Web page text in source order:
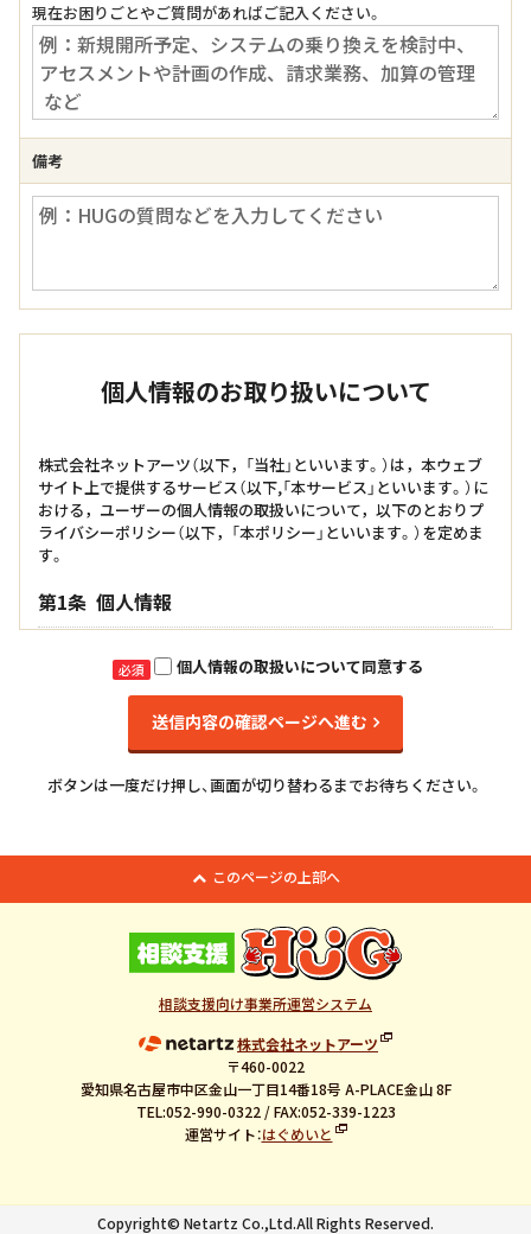
現在お困りごとやご質問があればご記入ください。
備考
個人情報のお取り扱いについて
株式会社ネットアーツ（以下，「当社」といいます。）は，本ウェブ
サイト上で提供するサービス（以下,「本サービス」といいます。）に
おける，ユーザーの個人情報の取扱いについて，以下のとおりプ
ライバシーポリシー（以下，「本ポリシー」といいます。）を定めま
す。
第1条 個人情報
し，生存する個人に関する情報であって，当該情報に含まれる氏
名，生年月日，住所，電話番号，連絡先その他の記述等により特
定の個人を識別できる情報及び容貌，指紋，声紋にかかるデー
当社は，ユーザーが利用登録をする際に氏名，生年月日，住所，
電話番号，メールアドレス，銀行口座番号，クレジットカード番
号，運転免許証番号などの個人情報をお尋ねすることがありま
す。また，ユーザーと提携先などとの間でなされたユーザーの個
人情報を含む取引記録や決済に関する情報を,当社の提携先（情報
提供元，広告主，広告配信先などを含みます。以下，｢提携先｣と
いいます。）などから収集することがあります。
また、当サイトでは、Googleによるアクセス解析ツール「Google A
nalytics」を使用しています。
このGoogleアナリティクスはデータの収集のためにCookieを使
用しています。
このデータは匿名で収集されており、個人を特定するものではあり
Google Analyticsの利用規約https://marketingplatform.goo
必須 個人情報の取扱いについて同意する
送信内容の確認ページへ進む
ボタンは一度だけ押し、画面が切り替わるまでお待ちください。
このページの上部へ
相談支援向け事業所運営システム
株式会社ネットアーツ
〒460-0022
愛知県名古屋市中区金山一丁目14番18号 A-PLACE金山 8F
TEL:052-990-0322 / FAX:052-339-1223
運営サイト：はぐめいと
Copyright© Netartz Co.,Ltd.All Rights Reserved.